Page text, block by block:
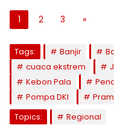
1 2 3 »
Tags: Banjir
cuaca ekstrem
Kebon Pala
Pompa DKI
Topics:
Regional